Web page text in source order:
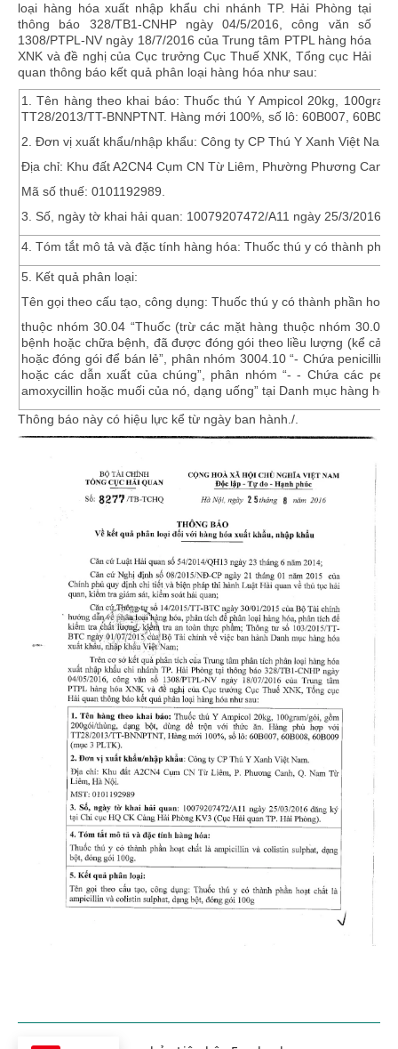
loại hàng hóa xuất nhập khẩu chi nhánh TP. Hải Phòng tại
thông báo 328/TB1-CNHP ngày 04/5/2016, công văn số
1308/PTPL-NV ngày 18/7/2016 của Trung tâm PTPL hàng hóa
XNK và đề nghị của Cục trưởng Cục Thuế XNK, Tổng cục Hải
quan thông báo kết quả phân loại hàng hóa như sau:
1.
Tên hàng theo khai báo: Thuốc thú Y Ampicol 20kg,
TT28/2013/TT-BNNPTNT. Hàng mới 100%, số lô: 60B007,
2. Đơn vị xuất khẩu/nhập khẩu: Công ty CP Thú Y Xanh Việt Nam;
Địa chỉ: Khu đất A2CN4 Cụm CN Từ Liêm, Phường Phương
Mã số thuế: 0101192989.
3.
Số, ngày tờ khai hải quan: 10079207472/A11 ngày 25/3/2016
4. Tóm tắt mô tả và đặc tính hàng hóa: Thuốc thú y có thành
5. Kết quả phân loại:
Tên gọi theo cấu tạo, công dụng: Thuốc thú y có thành phần
thuộc nhóm30.04 “Thuốc (trừ các mặt hàng thuộc nhóm
bệnh hoặc chữa bệnh, đã được đóng gói theo liều lượng (kể cả
hoặc đóng gói để bán lẻ” , phân nhóm 3004.10 “- Chứa penicillin
hoặc các dẫn xuất của chúng”, phân nhóm“- - Chứa các
amoxycillin hoặc muối của nó, dạng uống” tại Danh mục hàng
Thông báo này có hiệu lực kể từ ngày ban hành./.